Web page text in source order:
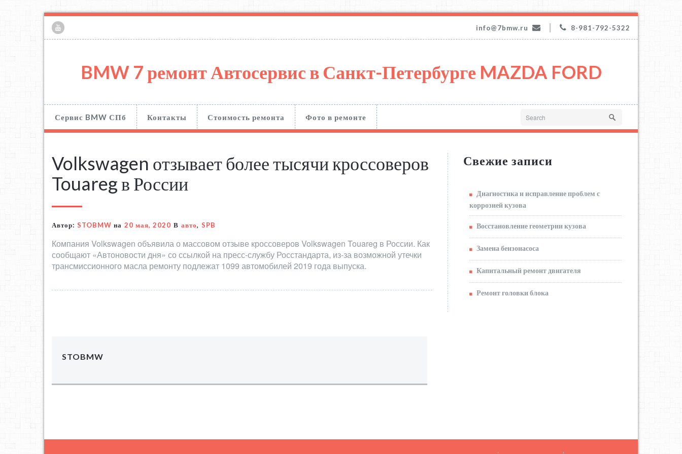
info@7bmw.ru 8-981-792-5322
BMW 7 ремонт Автосервис в Санкт-Петербурге MAZDA FORD
Сервис BMW СПб Контакты Стоимость ремонта Фото в ремонте
Volkswagen отзывает более тысячи кроссоверов
Touareg в России
Автор: STOBMW на 20 мая, 2020 В авто, SPB
Компания Volkswagen объявила о массовом отзыве кроссоверов Volkswagen Touareg в России. Как
сообщают «Автоновости дня» со ссылкой на пресс-службу Росстандарта, из-за возможной утечки
трансмиссионного масла ремонту подлежат 1099 автомобилей 2019 года выпуска.
STOBMW
Свежие записи
Диагностика и исправление проблем с
коррозией кузова
Восстановление геометрии кузова
Замена бензонасоса
Капитальный ремонт двигателя
Ремонт головки блока